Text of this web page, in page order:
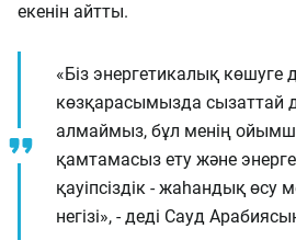
екенін айтты.
«Біз энергетикалық көшуге
көзқарасымызда сызаттай
алмаймыз, бұл менің
қамтамасыз ету және
қауіпсіздік - жаһандық өсу
негізі», - деді Сауд